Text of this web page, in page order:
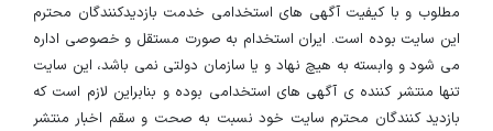
مطلوب و با کیفیت آگهی های استخدامی خدمت بازدیدکنندگان محترم
این سایت بوده است. ایران استخدام به صورت مستقل و خصوصی اداره
می شود و وابسته به هیچ نهاد و یا سازمان دولتی نمی باشد، این سایت
تنها منتشر کننده ی آگهی های استخدامی بوده و بنابراین لازم است که
بازدید کنندگان محترم سایت خود نسبت به صحت و سقم اخبار منتشر